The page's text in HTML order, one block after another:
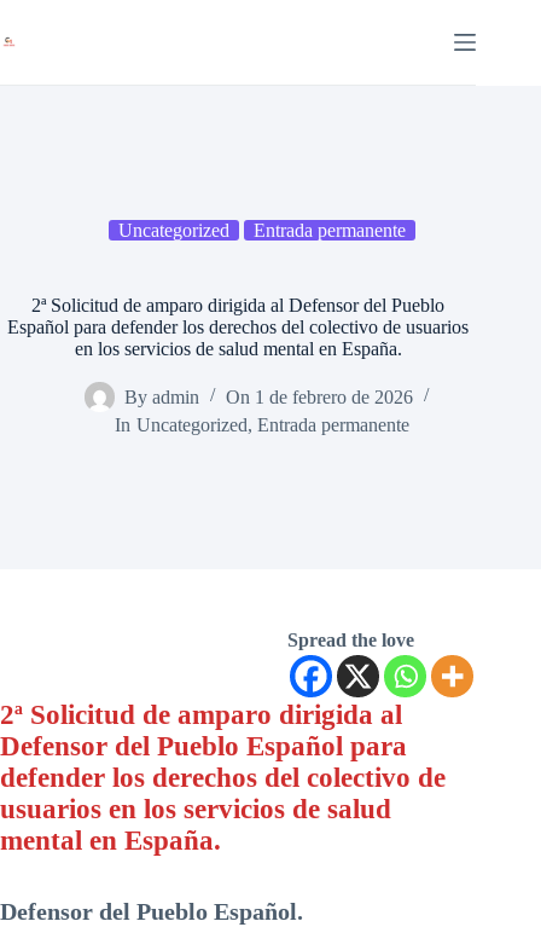
contenido
Uncategorized Entrada permanente
2ª Solicitud de amparo dirigida al Defensor del Pueblo
Español para defender los derechos del colectivo de usuarios
en los servicios de salud mental en España.
By admin On 1 de febrero de 2026
In Uncategorized, Entrada permanente
Spread the love
2ª Solicitud de amparo dirigida al
Defensor del Pueblo Español para
defender los derechos del colectivo de
usuarios en los servicios de salud
mental en España.
Defensor del Pueblo Español.